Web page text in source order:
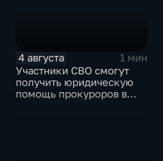
4 августа
1 мин
Участники СВО смогут
получить юридическую
помощь прокуроров в